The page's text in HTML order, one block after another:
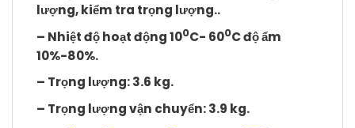
lượng, kiểm tra trọng lượng..
– Nhiệt độ hoạt động 100C- 600C độ ẩm
10%-80%.
– Trọng lượng: 3.6 kg.
– Trọng lượng vận chuyển: 3.9 kg.